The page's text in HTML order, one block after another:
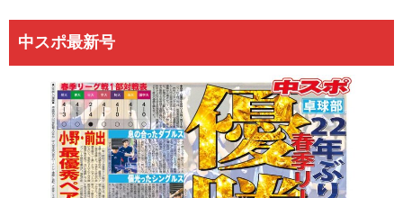
中スポ最新号